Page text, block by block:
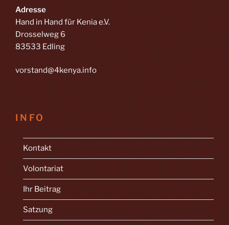
Adresse
Hand in Hand für Kenia e.V.
Drosselweg 6
83533 Edling
vorstand@4kenya.info
INFO
Kontakt
Volontariat
Ihr Beitrag
Satzung